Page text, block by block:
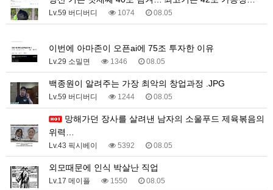
Lv.59 버디버디 1074 08.05
이번에 아마존이 오픈ai에 75조 투자한 이유
Lv.29 소밀면 1346 08.05
백종원이 알려주는 가장 최악의 창업과정 .JPG
Lv.59 버디버디 1244 08.05
위력…
Lv.43 픽시베이 5392 08.05
외모때문에 인식 박살난 직업
Lv.17 메이플 1550 08.05